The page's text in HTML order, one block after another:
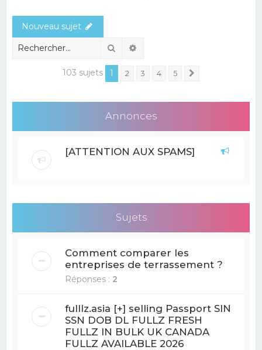
Nouveau sujet
Rechercher
103 sujets 1 2 3 4 5
Annonces
[ATTENTION AUX SPAMS]
Sujets
Comment comparer les
entreprises de terrassement ?
Réponses : 2
fulllz.asia [+] selling Passport SIN
SSN DOB DL FULLZ FRESH
FULLZ IN BULK UK CANADA
FULLZ AVAILABLE 2026